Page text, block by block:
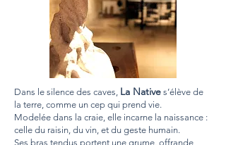
Dans le silence des caves, La Native s’élève de
la terre, comme un cep qui prend vie.
Modelée dans la craie, elle incarne la naissance :
celle du raisin, du vin, et du geste humain.
Ses bras tendus portent une grume, offrande